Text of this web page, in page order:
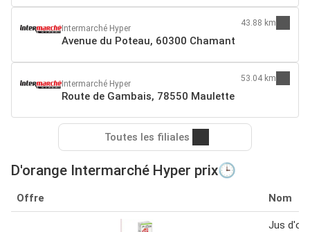
Intermarché Hyper
Avenue du Poteau, 60300 Chamant
43.88 km
Intermarché Hyper
Route de Gambais, 78550 Maulette
53.04 km
Toutes les filiales
D'orange Intermarché Hyper prix🕒
Offre Nom
Jus